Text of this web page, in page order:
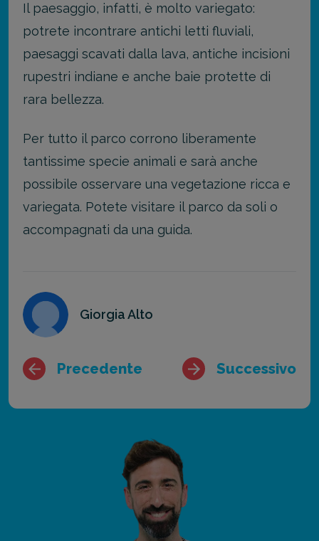
Il paesaggio, infatti, è molto variegato:
potrete incontrare antichi letti fluviali,
paesaggi scavati dalla lava, antiche incisioni
rupestri indiane e anche baie protette di
rara bellezza.
Per tutto il parco corrono liberamente
tantissime specie animali e sarà anche
possibile osservare una vegetazione ricca e
variegata. Potete visitare il parco da soli o
accompagnati da una guida.
Giorgia Alto
Precedente Successivo